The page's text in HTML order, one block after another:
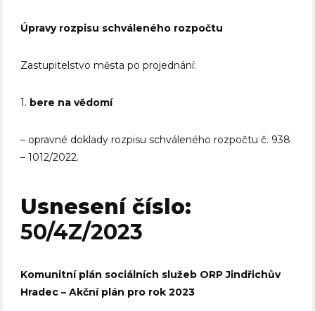
Úpravy rozpisu schváleného rozpočtu
Zastupitelstvo města po projednání:
1. bere na vědomí
– opravné doklady rozpisu schváleného rozpočtu č. 938
– 1012/2022.
Usnesení číslo:
50/4Z/2023
Komunitní plán sociálních služeb ORP Jindřichův
Hradec – Akční plán pro rok 2023